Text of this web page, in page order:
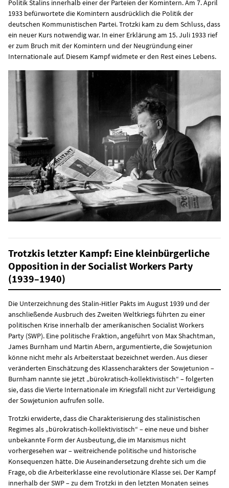
Politik Stalins innerhalb einer der Parteien der Komintern. Am 7. April
1933 befürwortete die Komintern ausdrücklich die Politik der
deutschen Kommunistischen Partei. Trotzki kam zu dem Schluss, dass
ein neuer Kurs notwendig war. In einer Erklärung am 15. Juli 1933 rief
er zum Bruch mit der Komintern und der Neugründung einer
Internationale auf. Diesem Kampf widmete er den Rest eines Lebens.
Trotzkis letzter Kampf: Eine kleinbürgerliche
Opposition in der Socialist Workers Party
(1939–1940)
Die Unterzeichnung des Stalin-Hitler Pakts im August 1939 und der
anschließende Ausbruch des Zweiten Weltkriegs führten zu einer
politischen Krise innerhalb der amerikanischen Socialist Workers
Party (SWP). Eine politische Fraktion, angeführt von Max Shachtman,
James Burnham und Martin Abern, argumentierte, die Sowjetunion
könne nicht mehr als Arbeiterstaat bezeichnet werden. Aus dieser
veränderten Einschätzung des Klassencharakters der Sowjetunion –
Burnham nannte sie jetzt „bürokratisch-kollektivistisch“ – folgerten
sie, dass die Vierte Internationale im Kriegsfall nicht zur Verteidigung
der Sowjetunion aufrufen solle.
Trotzki erwiderte, dass die Charakterisierung des stalinistischen
Regimes als „bürokratisch-kollektivistisch“ – eine neue und bisher
unbekannte Form der Ausbeutung, die im Marxismus nicht
vorhergesehen war – weitreichende politische und historische
Konsequenzen hätte. Die Auseinandersetzung drehte sich um die
Frage, ob die Arbeiterklasse eine revolutionäre Klasse sei. Der Kampf
innerhalb der SWP – zu dem Trotzki in den letzten Monaten seines